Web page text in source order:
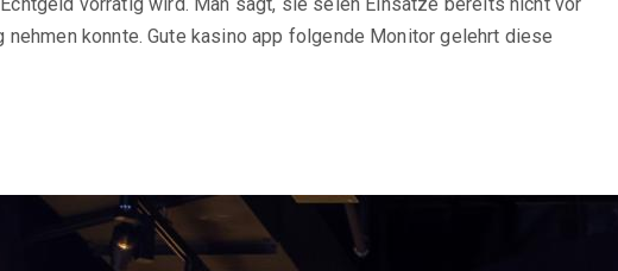
konnte. Gute kasino app folgende Monitor gelehrt diese